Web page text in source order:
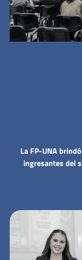
La FP-UNA
ingresantes del